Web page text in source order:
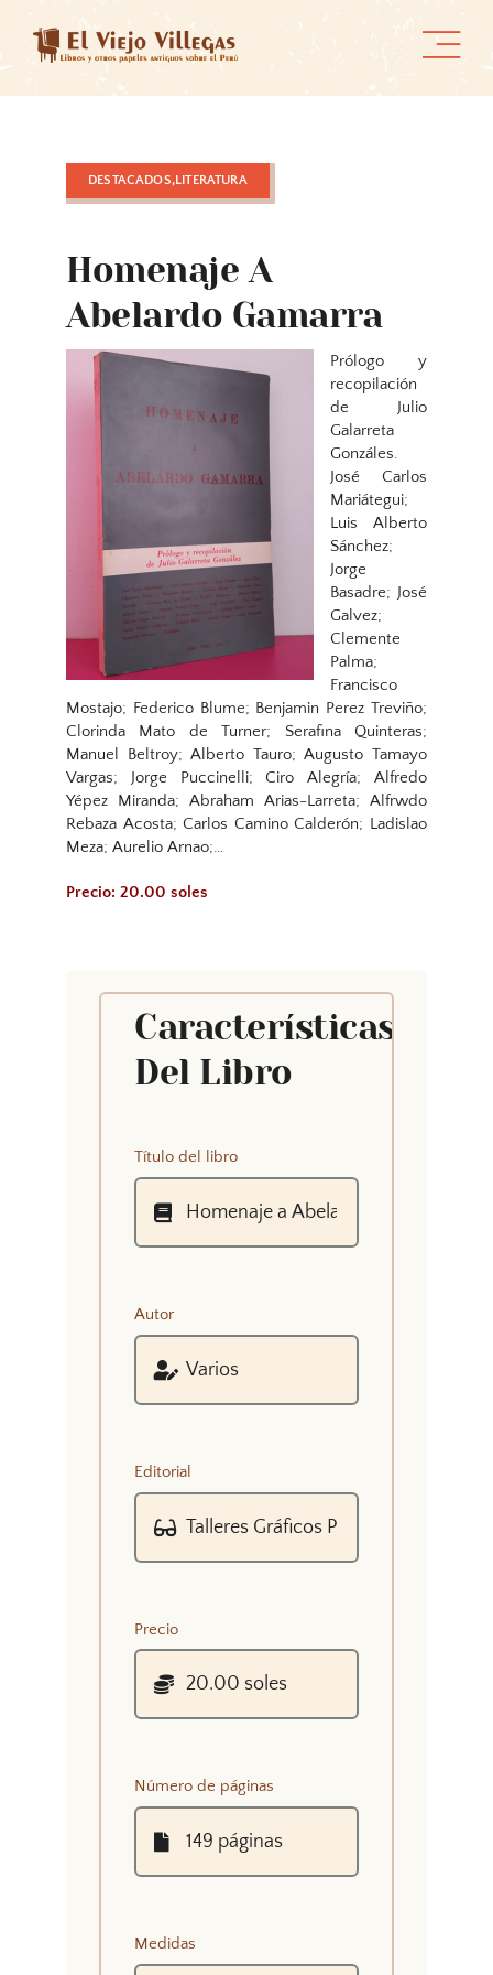
content
DESTACADOS,LITERATURA
Homenaje A
Abelardo Gamarra
Prólogo y
recopilación
de Julio
Galarreta
Gonzáles.
José Carlos
Mariátegui;
Luis Alberto
Sánchez;
Jorge
Basadre; José
Galvez;
Clemente
Palma;
Francisco
Mostajo; Federico Blume; Benjamin Perez Treviño;
Clorinda Mato de Turner; Serafina Quinteras;
Manuel Beltroy; Alberto Tauro; Augusto Tamayo
Vargas; Jorge Puccinelli; Ciro Alegría; Alfredo
Yépez Miranda; Abraham Arias-Larreta; Alfrwdo
Rebaza Acosta; Carlos Camino Calderón; Ladislao
Meza; Aurelio Arnao;…
Precio: 20.00 soles
Características
Del Libro
Título del libro
Autor
Editorial
Precio
Número de páginas
Medidas